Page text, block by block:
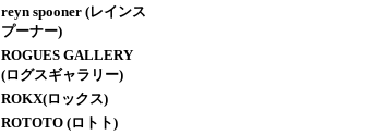
reyn spooner (レインス
プーナー)
ROGUES GALLERY
(ログスギャラリー)
ROKX(ロックス)
ROTOTO (ロトト)